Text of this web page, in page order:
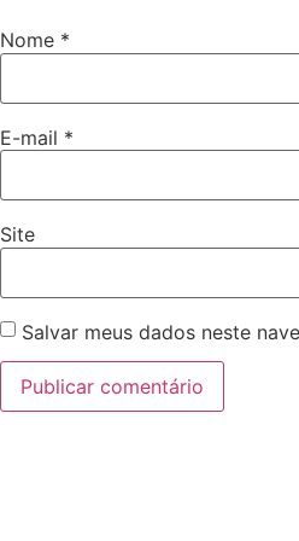
Nome *
E-mail *
Site
Salvar meus dados neste